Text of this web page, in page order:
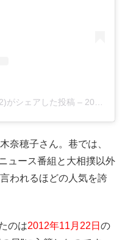
がシェアした投稿 – 2017年 9月月12日午後8時43分PDT
奈穂子さん。巷では、
ュース番組と大相撲以外
われるほどの人気を誇
のは2012年11月22日 の